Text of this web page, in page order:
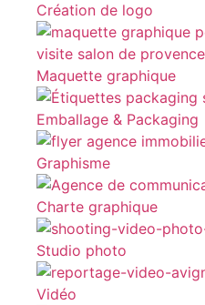
Création de logo
Maquette graphique
Emballage & Packaging
Graphisme
Charte graphique
Studio photo
Vidéo